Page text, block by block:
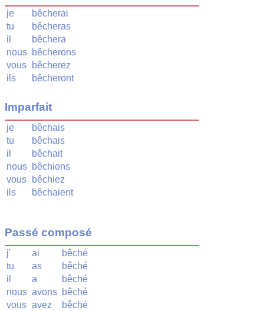
je
bêcherai
tu
bêcheras
il
bêchera
nous bêcherons
vous
bêcherez
ils
bêcheront
Imparfait
je
bêchais
tu
bêchais
il
bêchait
nous bêchions
vous
bêchiez
ils
bêchaient
Passé composé
j' ai
bêché
tu
as
bêché
il
a
bêché
nous avons bêché
vous avez
bêché